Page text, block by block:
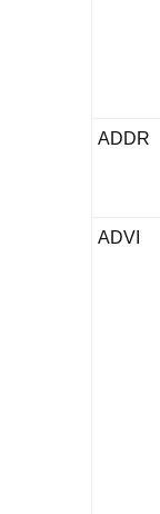
ADDR
ADVI